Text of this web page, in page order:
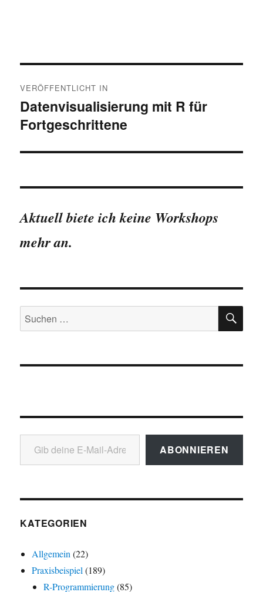
VERÖFFENTLICHT IN
Datenvisualisierung mit R für
Fortgeschrittene
Aktuell biete ich keine Workshops
mehr an.
Suchen
nach:
Gib deine E-Mail-Adresse ein ...
ABONNIEREN
KATEGORIEN
Allgemein (22)
Praxisbeispiel (189)
R-Programmierung(85)